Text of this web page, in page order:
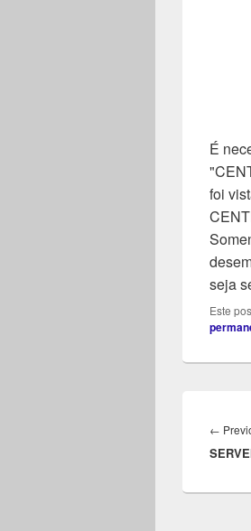
É
foi
seja
Este
de
Post
←